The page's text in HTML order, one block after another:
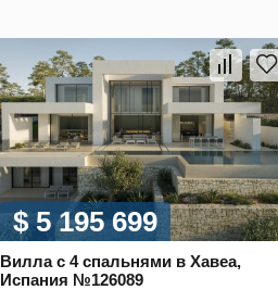
$ 5 195 699
Вилла с 4 спальнями в Хавеа,
Испания №126089